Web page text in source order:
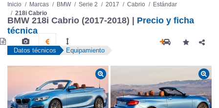
BMW 218i Cabrio (2017-2018) |
Precio y ficha
técnica